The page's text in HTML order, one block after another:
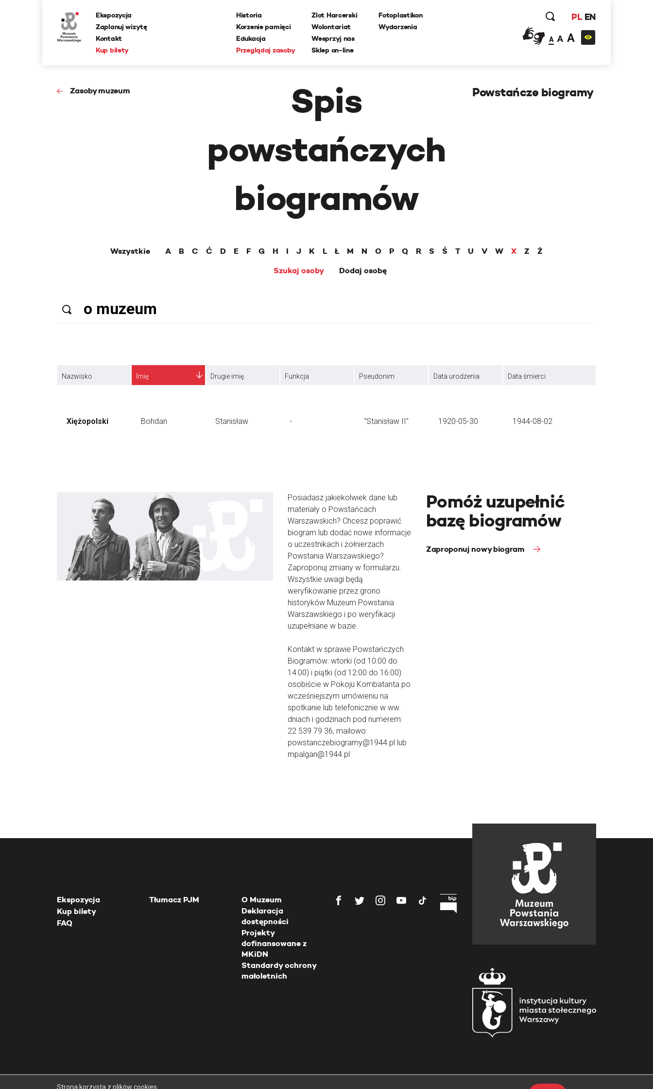
Ekspozycja
Zaplanuj wizytę
Kontakt
Kup bilety
Historia
Korzenie pamięci
Edukacja
Przeglądaj zasoby
Zlot Harcerski
Wolontariat
Wesprzyj nas
Sklep on-line
Fotoplastikon
Wydarzenia
PL EN
A A A
Zasoby muzeum
Spis
powstańczych
biogramów
Powstańcze biogramy
Wszystkie A B C Ć D E F G H I J K L Ł M N O P Q R S Ś T U V W X Z
Ż
Szukaj osoby
Dodaj osobę
Nazwisko Imię Drugie imię Funkcja Pseudonim Data urodzenia Data śmierci
Xiężopolski Bohdan Stanisław - "Stanisław II" 1920-05-30 1944-08-02
Posiadasz jakiekolwiek dane lub
materiały o Powstańcach
Warszawskich? Chcesz poprawić
biogram lub dodać nowe informacje
o uczestnikach i żołnierzach
Powstania Warszawskiego?
Zaproponuj zmiany w formularzu.
Wszystkie uwagi będą
weryfikowanie przez grono
historyków Muzeum Powstania
Warszawskiego i po weryfikacji
uzupełniane w bazie.
Kontakt w sprawie Powstańczych
Biogramów: wtorki (od 10:00 do
14:00) i piątki (od 12:00 do 16:00)
osobiście w Pokoju Kombatanta po
wcześniejszym umówieniu na
spotkanie lub telefonicznie w ww.
dniach i godzinach pod numerem:
22 539 79 36, mailowo:
powstanczebiogramy@1944.pl lub
mpalgan@1944.pl
Pomóż uzupełnić
bazę biogramów
Zaproponuj nowy biogram
Ekspozycja
Kup bilety
FAQ
Tłumacz PJM
O Muzeum
Deklaracja
dostępności
Projekty
dofinansowane z
MKiDN
Standardy ochrony
małoletnich
Strona korzysta z plików cookies.